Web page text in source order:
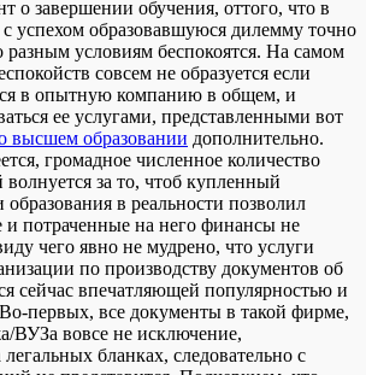
о завершении обучения, оттого, что в
с успехом образовавшуюся дилемму точно
разным условиям беспокоятся. На самом
совсем не образуется если
в опытную компанию в общем, и
ее услугами, представленными вот
высшем образовании дополнительно.
громадное численное количество
за то, чтоб купленный
в реальности позволил
и потраченные на него финансы не
чего явно не мудрено, что услуги
по производству документов об
сейчас впечатляющей популярностью и
первых, все документы в такой фирме,
ВУЗа вовсе не исключение,
бланках, следовательно с